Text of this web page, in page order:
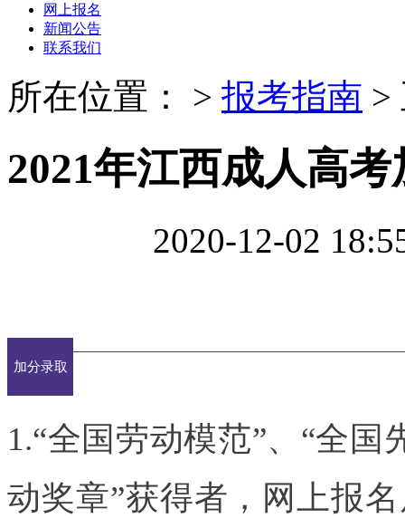
网上报名
新闻公告
联系我们
所在位置： > 报考指南 >
2021年江西成人高
2020-12-02
加分录取
1.“全国劳动模范”、“全国
动奖章”获得者，网上报